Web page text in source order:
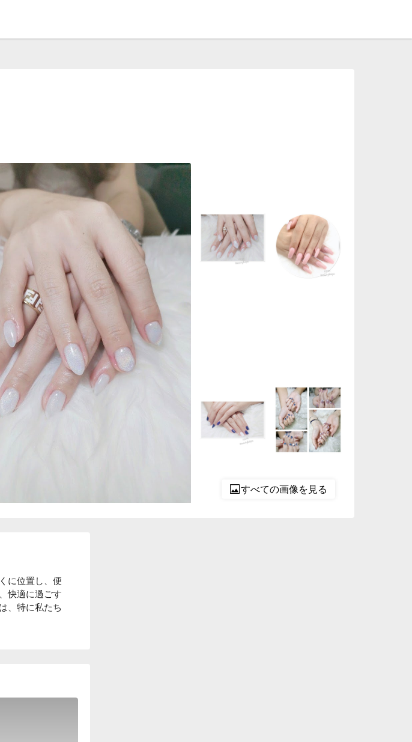
すべての画像を見る
に位置し、便
快適に過ごす
、特に私たち
パが理想的な